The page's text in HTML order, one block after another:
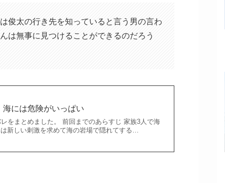
俊太の行き先を知っていると言う男の言わ
は無事に見つけることができるのだろう
には危険がいっぱい
をまとめました。 前回までのあらすじ 家族3人で海
新しい刺激を求めて海の岩場で隠れてする…